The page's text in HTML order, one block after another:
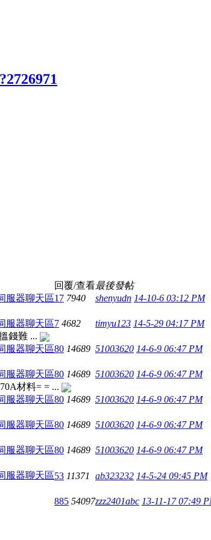
回覆/查看最後發帖
服器聊天區17 7940 shenyudn 14-10-6 03:12 PM
服器聊天區7 4682 timyu123 14-5-29 04:17 PM
錢難 ...
服器聊天區80 14689 51003620 14-6-9 06:47 PM
服器聊天區80 14689 51003620 14-6-9 06:47 PM
材料= = ...
服器聊天區80 14689 51003620 14-6-9 06:47 PM
服器聊天區80 14689 51003620 14-6-9 06:47 PM
服器聊天區80 14689 51003620 14-6-9 06:47 PM
服器聊天區53 11371 ab323232 14-5-24 09:45 PM
885 54097zzz2401abc 13-11-17 07:49